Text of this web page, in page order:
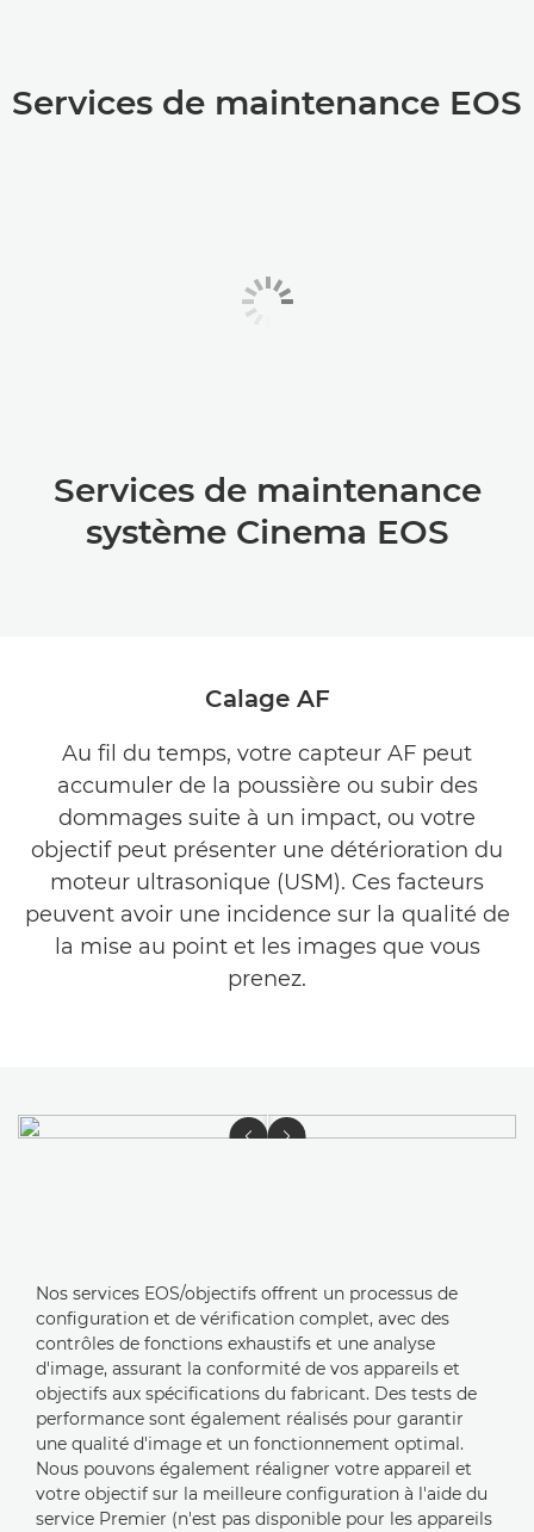
Services de maintenance EOS
Services de maintenance
système Cinema EOS
Calage AF
Au fil du temps, votre capteur AF peut
accumuler de la poussière ou subir des
dommages suite à un impact, ou votre
objectif peut présenter une détérioration du
moteur ultrasonique (USM). Ces facteurs
peuvent avoir une incidence sur la qualité de
la mise au point et les images que vous
prenez.
Nos services EOS/objectifs offrent un processus de
configuration et de vérification complet, avec des
contrôles de fonctions exhaustifs et une analyse
d'image, assurant la conformité de vos appareils et
objectifs aux spécifications du fabricant. Des tests de
performance sont également réalisés pour garantir
une qualité d'image et un fonctionnement optimal.
Nous pouvons également réaligner votre appareil et
votre objectif sur la meilleure configuration à l'aide du
service Premier (n'est pas disponible pour les appareils